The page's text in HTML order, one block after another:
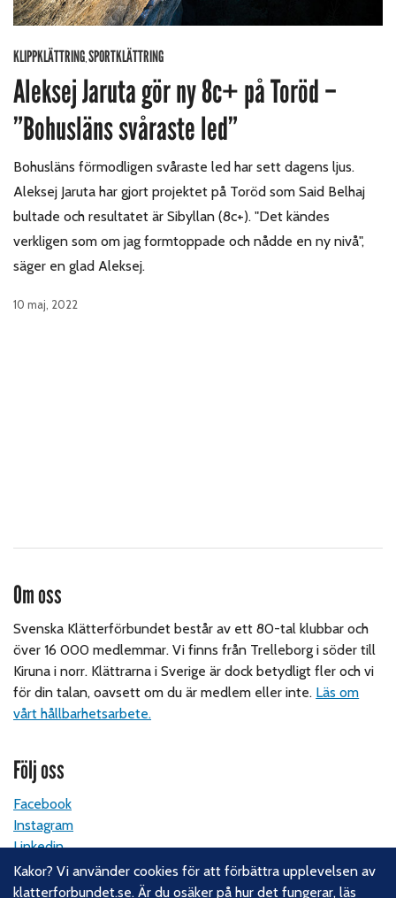
KLIPPKLÄTTRING,SPORTKLÄTTRING
Aleksej Jaruta gör ny 8c+ på Toröd –
”Bohusläns svåraste led”
Bohusläns förmodligen svåraste led har sett dagens ljus.
Aleksej Jaruta har gjort projektet på Toröd som Said Belhaj
bultade och resultatet är Sibyllan (8c+). "Det kändes
verkligen som om jag formtoppade och nådde en ny nivå",
säger en glad Aleksej.
10 maj, 2022
Om oss
Svenska Klätterförbundet består av ett 80-tal klubbar och
över 16 000 medlemmar. Vi finns från Trelleborg i söder till
Kiruna i norr. Klättrarna i Sverige är dock betydligt fler och vi
för din talan, oavsett om du är medlem eller inte. Läs om
vårt hållbarhetsarbete.
Följ oss
Facebook
Instagram
Linkedin
Nyhetsbrev
Kakor? Vi använder cookies för att förbättra upplevelsen av
klatterforbundet.se. Är du osäker på hur det fungerar,läs